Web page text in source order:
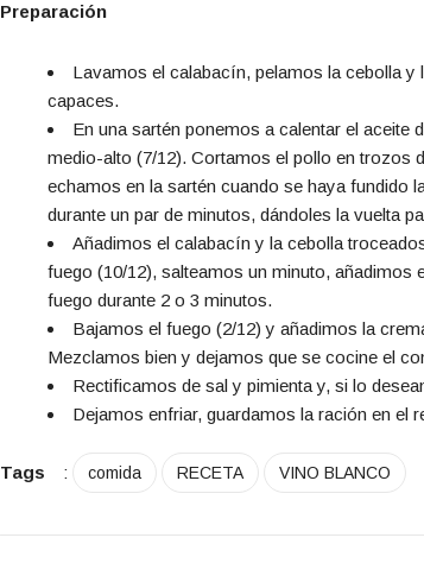
Preparación
Lavamos el calabacín, pelamos la cebolla
capaces.
En una sartén ponemos a calentar el aceite
medio-alto (7/12). Cortamos el pollo en trozos
echamos en la sartén cuando se haya fundido
durante un par de minutos, dándoles la vuelta
Añadimos el calabacín y la cebolla
fuego (10/12), salteamos un minuto, añadimos
fuego durante 2 o 3 minutos.
Bajamos el fuego (2/12) y añadimos la
Mezclamos bien y dejamos que se cocine el
Rectificamos de sal y pimienta y, si lo
Dejamos enfriar, guardamos la ración en el
Tags : comida RECETA VINO BLANCO